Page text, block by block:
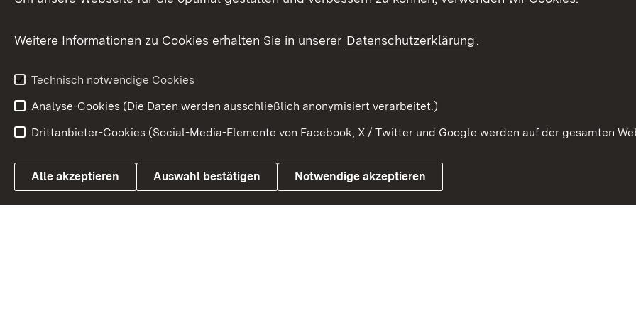
Weitere
Bürgerbeauftragte Beteiligung stärken
Link zum Landesportal
Impressum Kontakt
Weitere Informationen zu Cookies erhalten Sie in unserer Datenschutzerklärung.
Technisch notwendige Cookies
Analyse-Cookies (Die Daten werden ausschließlich anonymisiert verarbeitet.)
Drittanbieter-Cookies (Social-Media-Elemente von Facebook, X / Twitter und Google werden auf der gesamten
Alle akzeptieren Auswahl bestätigen Notwendige akzeptieren